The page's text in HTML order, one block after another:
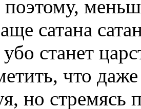
поэтому,
сатана
убо станет
что
но стремясь